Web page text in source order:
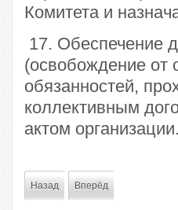
Комитета и
17. Обеспечение
(освобождение от
обязанностей,
коллективным
актом
Назад Вперёд